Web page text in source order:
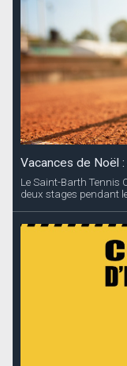
Vacances de Noël
Le Saint-Barth Tennis
deux stages pendant